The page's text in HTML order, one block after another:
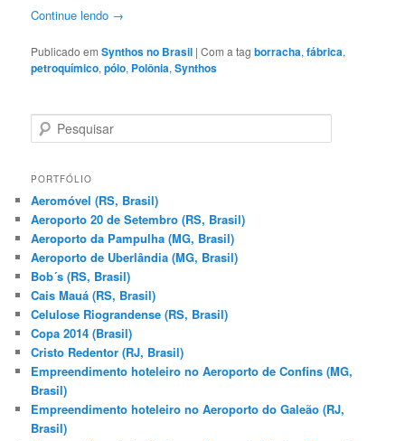
Continue lendo →
Publicado em Synthos no Brasil |Com a tagborracha,fábrica,
petroquímico,pólo, Polônia,Synthos
e
q
i
s
a
r
PORTFÓLIO
Aeromóvel (RS, Brasil)
Aeroporto 20 de Setembro (RS, Brasil)
Aeroporto da Pampulha (MG, Brasil)
Aeroporto de Uberlândia (MG, Brasil)
Bob´s (RS, Brasil)
Cais Mauá (RS, Brasil)
Celulose Riograndense (RS, Brasil)
Copa 2014 (Brasil)
Cristo Redentor (RJ, Brasil)
Empreendimento hoteleiro no Aeroporto de Confins (MG,
Brasil)
Empreendimento hoteleiro no Aeroporto do Galeão (RJ,
Brasil)